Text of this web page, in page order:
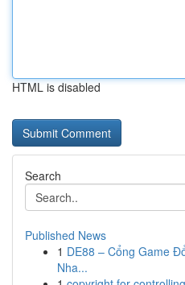
HTML is disabled
Search
Published News
1 DE88 – Cổng Game
Nha...